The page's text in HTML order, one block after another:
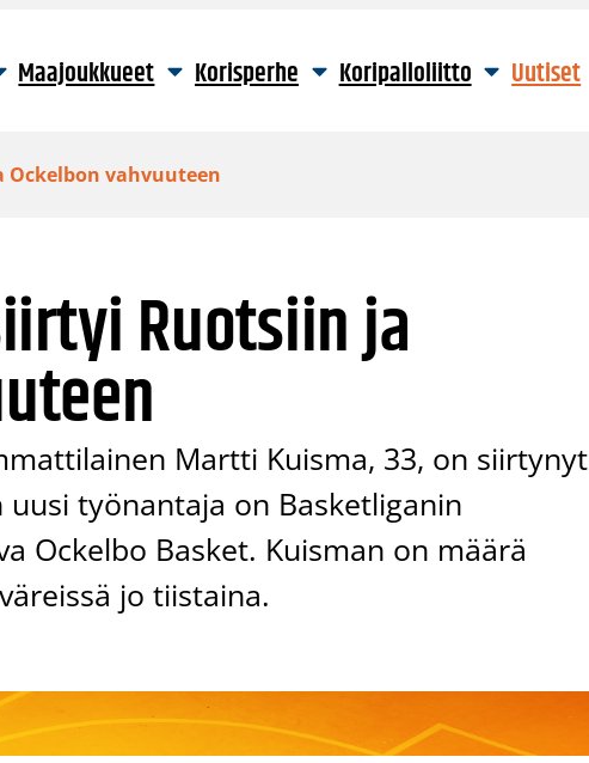
Maajoukkueet Korisperhe Koripalloliitto Uutiset
vahvuuteen
Ruotsiin ja
Martti Kuisma, 33, on siirtynyt
uusi työnantaja on Basketliganin
Ockelbo Basket. Kuisman on määrä
jo tiistaina.